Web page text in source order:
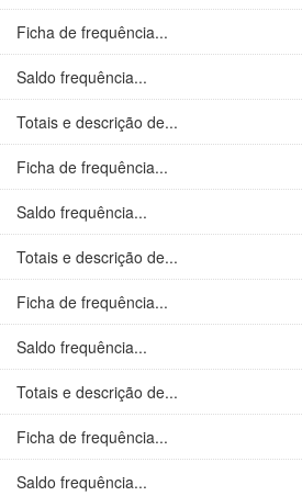
Ficha de frequência...
Saldo frequência...
Totais e descrição de...
Ficha de frequência...
Saldo frequência...
Totais e descrição de...
Ficha de frequência...
Saldo frequência...
Totais e descrição de...
Ficha de frequência...
Saldo frequência...